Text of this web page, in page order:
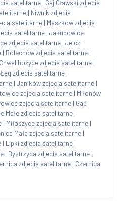
satelitarne
Gaj Oławski zdjecia
| Niwnik zdjecia
satelitarne | Maszków zdjecia
satelitarne | Jakubowice
zdjecia satelitarne | Jelcz-
| Bolechów zdjecia satelitarne |
Chwalibożyce zdjecia satelitarne |
Łęg zdjecia satelitarne |
| Janików zdjecia satelitarne |
zdjecia satelitarne | Miłonów
zdjecia satelitarne | Gać
Małe zdjecia satelitarne |
| Miłoszyce zdjecia satelitarne |
Mała zdjecia satelitarne |
| Lipki zdjecia satelitarne |
| Bystrzyca zdjecia satelitarne |
zdjecia satelitarne | Czernica